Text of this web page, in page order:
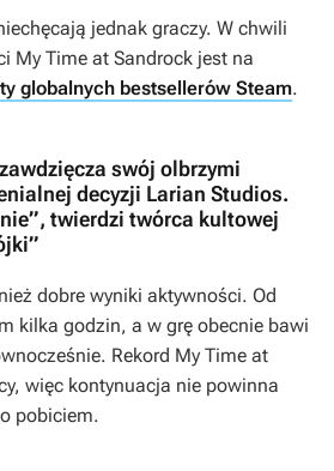
jednak graczy. W chwili
My Time at Sandrock jest na
globalnych bestsellerów Steam.
swój olbrzymi
decyzji Larian Studios.
twierdzi twórca kultowej
dobre wyniki aktywności. Od
kilka godzin, a w grę obecnie bawi
Rekord My Time at
więc kontynuacja nie powinna
pobiciem.